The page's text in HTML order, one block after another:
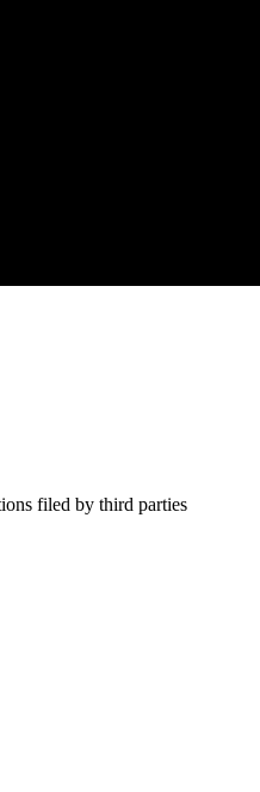
filed by third parties